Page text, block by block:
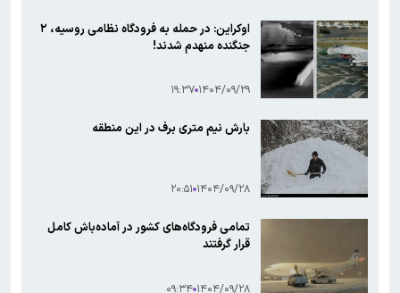
اوکراین: در حمله به فرودگاه نظامی روسیه، ۲
جنگنده منهدم شدند!
۱۴۰۴/۰۹/۲۹ ۱۹:۳۷
بارش نیم متری برف در این منطقه
۱۴۰۴/۰۹/۲۸ ۲۰:۵۱
تمامی فرودگاه‌های کشور در آماده‌باش کامل
قرار گرفتند
۱۴۰۴/۰۹/۲۸ ۰۹:۳۴